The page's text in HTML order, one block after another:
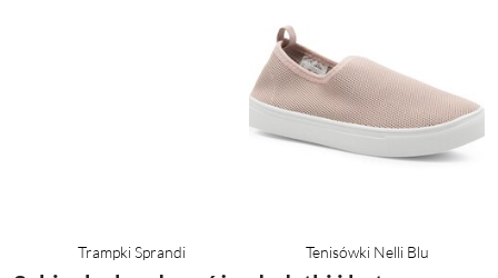
Trampki Sprandi Tenisówki Nelli Blu